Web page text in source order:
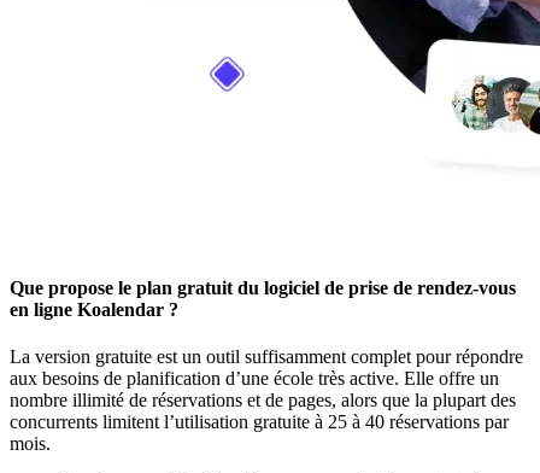
Que propose le plan gratuit du logiciel de prise de rendez-vous
en ligne Koalendar ?
La version gratuite est un outil suffisamment complet pour répondre
aux besoins de planification d’une école très active. Elle offre un
nombre illimité de réservations et de pages, alors que la plupart des
concurrents limitent l’utilisation gratuite à 25 à 40 réservations par
mois.